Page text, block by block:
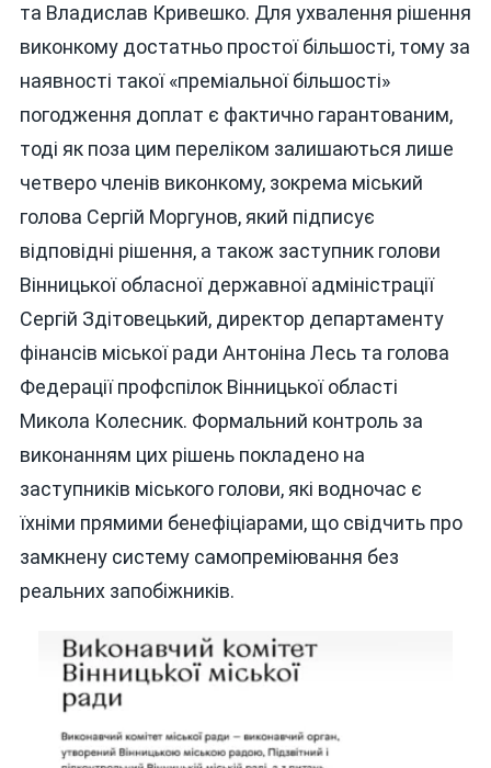
та Владислав Кривешко. Для ухвалення рішення
виконкому достатньо простої більшості, тому за
наявності такої «преміальної більшості»
погодження доплат є фактично гарантованим,
тоді як поза цим переліком залишаються лише
четверо членів виконкому, зокрема міський
голова Сергій Моргунов, який підписує
відповідні рішення, а також заступник голови
Вінницької обласної державної адміністрації
Сергій Здітовецький, директор департаменту
фінансів міської ради Антоніна Лесь та голова
Федерації профспілок Вінницької області
Микола Колесник. Формальний контроль за
виконанням цих рішень покладено на
заступників міського голови, які водночас є
їхніми прямими бенефіціарами, що свідчить про
замкнену систему самопреміювання без
реальних запобіжників.